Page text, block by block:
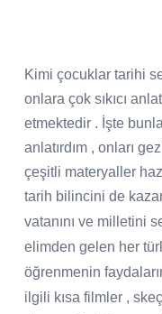
Kimi çocuklar tarihi
onlara çok sıkıcı
etmektedir . İşte
anlatırdım , onları
çeşitli materyaller
tarih bilincini de
vatanını ve milletini
elimden gelen her
öğrenmenin
ilgili kısa filmler ,